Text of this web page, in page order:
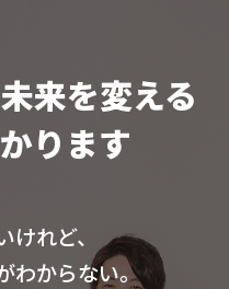
来を変える
ります
れど、
わからない。